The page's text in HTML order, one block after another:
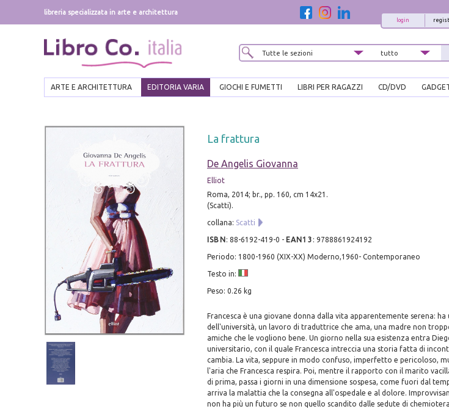
libreria specializzata in arte e architettura
login
ARTE E ARCHITETTURA EDITORIA VARIA GIOCHI E FUMETTI LIBRI PER RAGAZZI CD/DVD
La frattura
De Angelis Giovanna
Elliot
Roma, 2014; br., pp. 160, cm 14x21.
(Scatti).
collana: Scatti
ISBN : 88-6192-419-0 - EAN13 : 9788861924192
Periodo: 1800-1960 (XIX-XX) Moderno,1960- Contemporaneo
Testo in:
Peso: 0.26 kg
Francesca è una giovane donna dalla vita apparentemente serena:
dell'università, un lavoro di traduttrice che ama, una madre non
amiche che le vogliono bene. Un giorno nella sua esistenza entra
universitario, con il quale Francesca intreccia una storia fatta di
cambia. La vita, seppure in modo confuso, imperfetto e pericoloso,
l'aria che Francesca respira. Poi, mentre il rapporto con il marito
di prima, passa i giorni in una dimensione sospesa, come fuori dal
arriva la malattia che la consegna all'ospedale e al dolore.
non ha più un futuro se non quello scandito dalle sedute di